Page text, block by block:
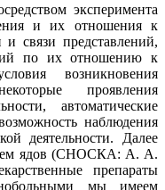
эксперимента
и их отношения к
связи представлений,
по их отношению к
возникновения
проявления
автоматические
наблюдения
деятельности. Далее
ядов (СНОСКА: А. А.
препараты
мы имеем